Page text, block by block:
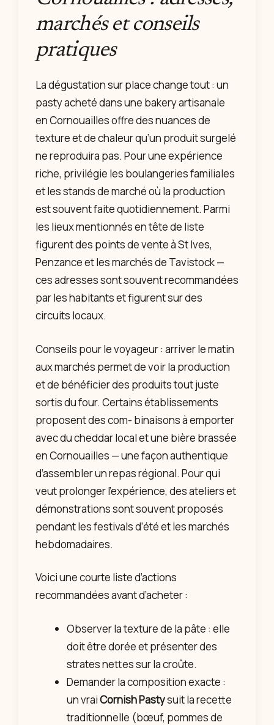
marchés et conseils
pratiques
La dégustation sur place change tout : un
pasty acheté dans une bakery artisanale
en Cornouailles offre des nuances de
texture et de chaleur qu’un produit surgelé
ne reproduira pas. Pour une expérience
riche, privilégie les boulangeries familiales
et les stands de marché où la production
est souvent faite quotidiennement. Parmi
les lieux mentionnés en tête de liste
figurent des points de vente à St Ives,
Penzance et les marchés de Tavistock —
ces adresses sont souvent recommandées
par les habitants et figurent sur des
circuits locaux.
Conseils pour le voyageur : arriver le matin
aux marchés permet de voir la production
et de bénéficier des produits tout juste
sortis du four. Certains établissements
proposent des com- binaisons à emporter
avec du cheddar local et une bière brassée
en Cornouailles — une façon authentique
d’assembler un repas régional. Pour qui
veut prolonger l’expérience, des ateliers et
démonstrations sont souvent proposés
pendant les festivals d’été et les marchés
hebdomadaires.
Voici une courte liste d’actions
recommandées avant d’acheter :
Observer la texture de la pâte : elle
doit être dorée et présenter des
strates nettes sur la croûte.
Demander la composition exacte :
un vraiCornish Pastysuit la recette
traditionnelle (bœuf, pommes de